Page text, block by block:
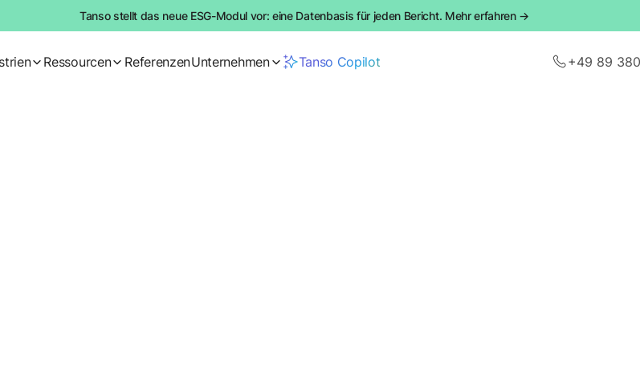
Tanso stellt das neue ESG-Modul vor: eine Datenbasis für jeden Bericht. Mehr erfahren →
Ressourcen ReferenzenUnternehmen Tanso Copilot +49 89